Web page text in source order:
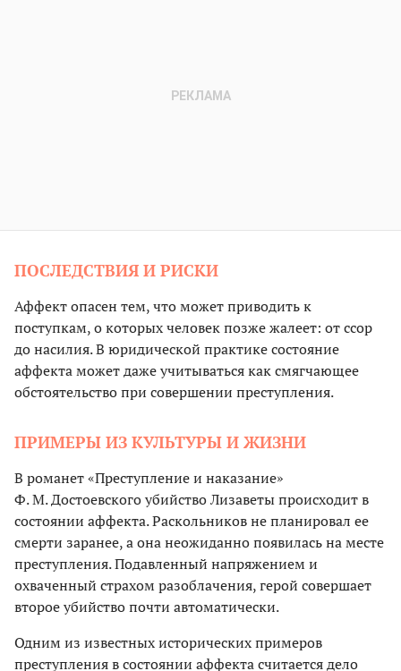
ПОСЛЕДСТВИЯ И РИСКИ
Аффект опасен тем, что может приводить к
поступкам, о которых человек позже жалеет: от ссор
до насилия. В юридической практике состояние
аффекта может даже учитываться как смягчающее
обстоятельство при совершении преступления.
ПРИМЕРЫ ИЗ КУЛЬТУРЫ И ЖИЗНИ
В романет «Преступление и наказание»
Ф. М. Достоевского убийство Лизаветы происходит в
состоянии аффекта. Раскольников не планировал ее
смерти заранее, а она неожиданно появилась на месте
преступления. Подавленный напряжением и
охваченный страхом разоблачения, герой совершает
второе убийство почти автоматически.
Одним из известных исторических примеров
преступления в состоянии аффекта считается дело